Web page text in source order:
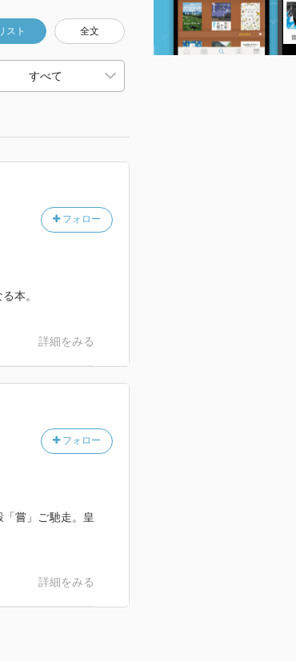
リスト 全文
フォロー
本。
詳細をみる
フォロー
嘗」ご馳走。皇
詳細をみる